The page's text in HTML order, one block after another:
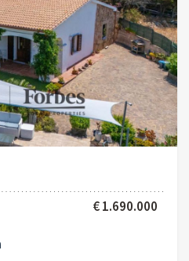
€ 1.690.000